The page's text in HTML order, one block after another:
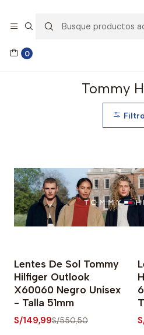
0
🚚 Envío GRATIS por
Tommy
-73% OFF
Lentes De Sol Tommy
Hilfiger Outlook
X60060 Negro Unisex
- Talla 51mm
S/149,99S/550,50